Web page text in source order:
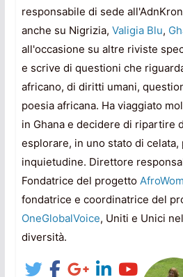
responsabile di sede
anche su Nigrizia, Valigia Blu,
all'occasione su altre riviste
e scrive di questioni che
africano, di diritti umani,
poesia africana. Ha viaggiato
in Ghana e decidere di ripartire
esplorare, in uno stato di celata,
inquietudine. Direttore
Fondatrice del progetto
fondatrice e coordinatrice del
OneGlobalVoice, Uniti e Unici
diversità.